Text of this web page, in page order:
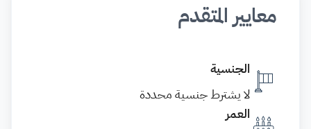
معايير المتقدم
الجنسية
لا يشترط جنسية محددة
العمر